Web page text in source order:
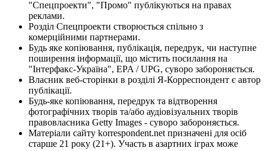
"Спецпроекти", "Промо" публікуються на правах
реклами.
Розділ Спецпроекти створюється спільно з
комерційними партнерами.
Будь яке копіювання, публікація, передрук, чи наступне
поширення інформації, що містить посилання на
"Інтерфакс-Україна", EPA / UPG, суворо забороняється.
Власник веб-сторінки в розділі Я-Корреспондент є автор
публікації.
Будь-яке копіювання, передрук та відтворення
фотографічних творів та/або аудіовізуальних творів
правовласника Getty Images - суворо забороняється.
Матеріали сайту korrespondent.net призначені для осіб
старше 21 року (21+). Участь в азартних іграх може